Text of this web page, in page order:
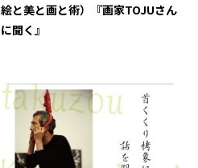
絵と美と画と術）『画家TOJUさん
に聞く』